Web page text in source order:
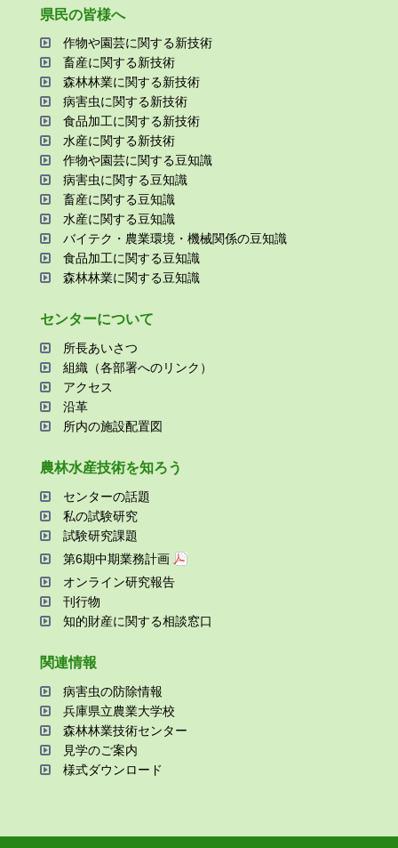
県⺠の皆様へ
作物や園芸に関する新技術
畜産に関する新技術
森林林業に関する新技術
病害⾍に関する新技術
⾷品加⼯に関する新技術
⽔産に関する新技術
作物や園芸に関する⾖知識
病害⾍に関する⾖知識
畜産に関する⾖知識
⽔産に関する⾖知識
バイテク・農業環境・機械関係の⾖知識
⾷品加⼯に関する⾖知識
森林林業に関する⾖知識
センターについて
所⻑あいさつ
組織（各部署へのリンク）
アクセス
沿⾰
所内の施設配置図
農林⽔産技術を知ろう
センターの話題
私の試験研究
試験研究課題
第6期中期業務計画
オンライン研究報告
刊⾏物
知的財産に関する相談窓⼝
関連情報
病害⾍の防除情報
兵庫県⽴農業⼤学校
森林林業技術センター
⾒学のご案内
様式ダウンロード